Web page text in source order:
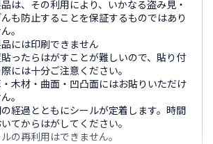
は、その利用により、いかなる盗み見・
も防止することを保証するものではあり
。
には印刷できません
ったらはがすことが難しいので、貼り付
には十分ご注意ください。
木材・曲面・凹凸面にはお貼りいただけ
。
経過とともにシールが定着します。時間
てからはがしてください。
の再利用はできません。